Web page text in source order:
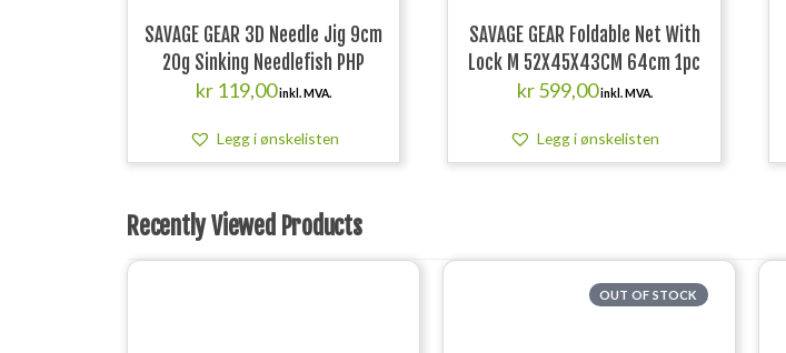
SAVAGE GEAR 3D Needle Jig 9cm
20g Sinking Needlefish PHP
kr 119,00inkl. MVA.
Legg i ønskelisten
SAVAGE GEAR Foldable Net With
Lock M 52X45X43CM 64cm 1pc
kr599,00 inkl. MVA.
Legg i ønskelisten
Recently Viewed Products
OUT OF STOCK